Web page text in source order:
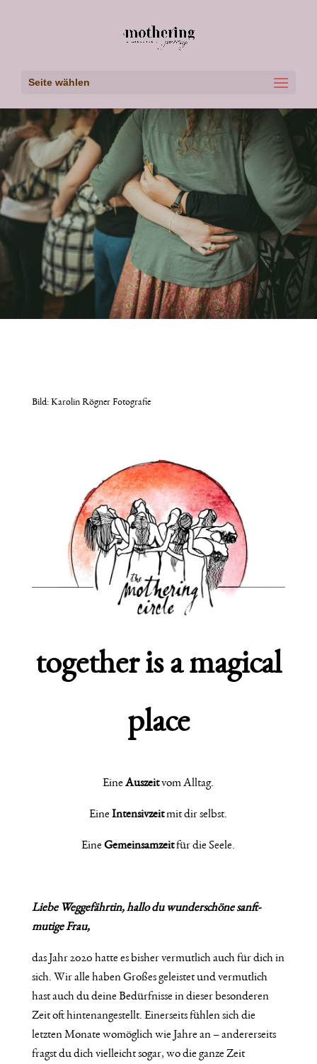
Seite wählen
Bild: Karolin Rögner Fotografie
together is a magical
place
EineAuszeitvom Alltag.
EineIntensivzeitmit dir selbst.
EineGemeinsamzeitfür die Seele.
Liebe Weggefährtin, hallo du wunderschöne sanft-
mutige Frau,
das Jahr 2020 hatte es bisher vermutlich auch für dich in
sich. Wir alle haben Großes geleistet und vermutlich
hast auch du deine Bedürfnisse in dieser besonderen
Zeit oft hintenangestellt. Einerseits fühlen sich die
letzten Monate womöglich wie Jahre an – andererseits
fragst du dich vielleicht sogar, wo die ganze Zeit